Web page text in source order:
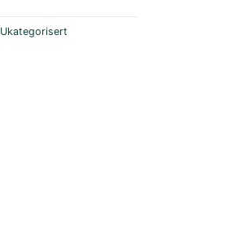
Ukategorisert